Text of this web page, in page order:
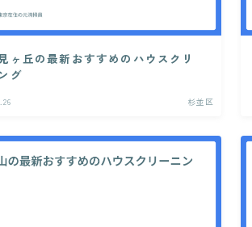
ヶ丘の最新おすすめのハウスクリ
グ
杉並区